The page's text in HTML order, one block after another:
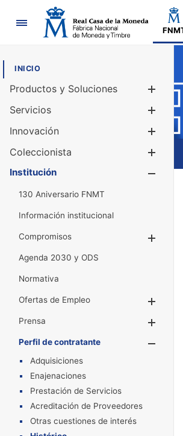
Navegación
INICIO
Productos y Soluciones
Servicios
Innovación
Coleccionista
Institución
130 Aniversario FNMT
Información institucional
Compromisos
Agenda 2030 y ODS
Normativa
Ofertas de Empleo
Prensa
Perfil de contratante
Adquisiciones
Enajenaciones
Prestación de Servicios
Acreditación de Proveedores
Otras cuestiones de interés